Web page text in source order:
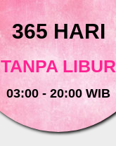
365 HARI
TANPA LIBUR
03:00 - 20:00 WIB